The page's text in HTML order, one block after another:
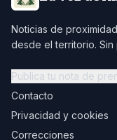
Noticias de
desde el territorio.
Publica tu nota de
Contacto
Privacidad y cookies
Correcciones